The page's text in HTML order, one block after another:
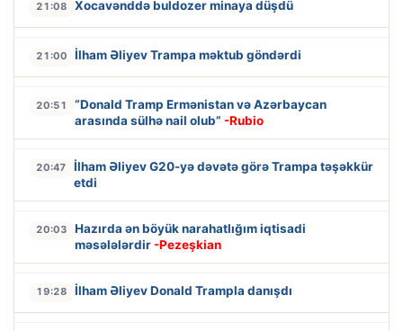
21:08 Xocavənddə buldozer minaya düşdü
21:00 İlham Əliyev Trampa məktub göndərdi
20:51
“Donald Tramp Ermənistan və Azərbaycan
arasında sülhə nail olub” -Rubio
20:47
İlham Əliyev G20-yə dəvətə görə Trampa təşəkkür
etdi
20:03
Hazırda ən böyük narahatlığım iqtisadi
məsələlərdir -Pezeşkian
19:28 İlham Əliyev Donald Trampla danışdı